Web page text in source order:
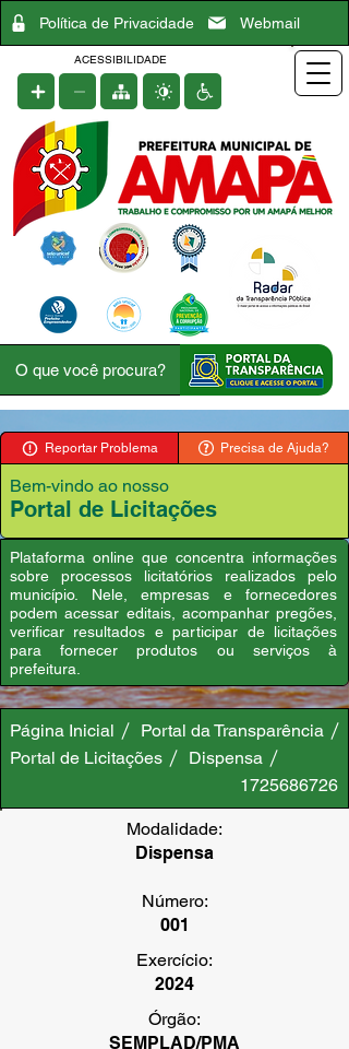
Política de Privacidade Webmail
ACESSIBILIDADE
Reportar Problema Precisa de Ajuda?
Bem-vindo ao nosso
Portal de Licitações
Plataforma online que concentra informações
sobre processos licitatórios realizados pelo
município. Nele, empresas e fornecedores
podem acessar editais, acompanhar pregões,
verificar resultados e participar de licitações
para fornecer produtos ou serviços à
prefeitura.
Página Inicial
Portal da Transparência
Portal de Licitações
Dispensa
1725686726
Modalidade:
Dispensa
Número:
001
Exercício:
2024
Órgão:
SEMPLAD/PMA